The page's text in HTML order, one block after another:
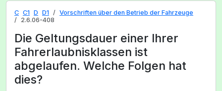
C C1 D D1
Vorschriften über den Betrieb der Fahrzeuge
2.6.06-408
Die Geltungsdauer einer Ihrer
Fahrerlaubnisklassen ist
abgelaufen. Welche Folgen hat
dies?